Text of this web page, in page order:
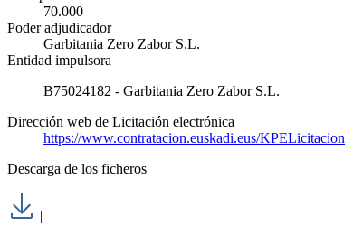
70.000
Poder adjudicador
Garbitania Zero Zabor S.L.
Entidad impulsora
B75024182 - Garbitania Zero Zabor S.L.
Dirección web de Licitación electrónica
https://www.contratacion.euskadi.eus/KPELicitacion
Descarga de los ficheros
|